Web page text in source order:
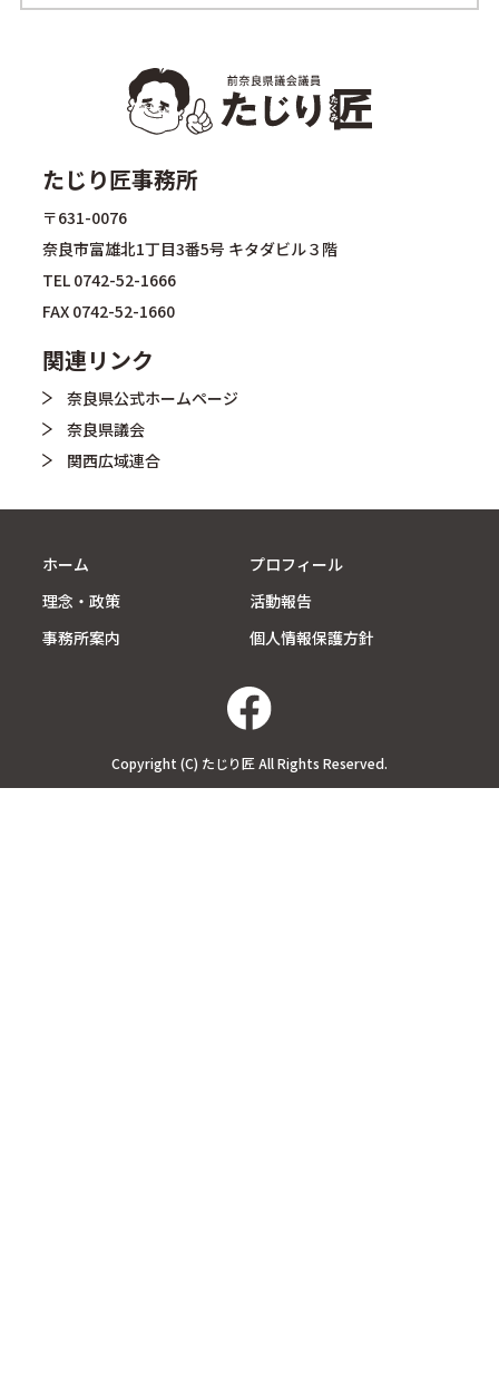
たじり匠事務所
〒631-0076
奈良市富雄北1丁目3番5号 キタダビル３階
TEL 0742-52-1666
FAX 0742-52-1660
関連リンク
奈良県公式ホームページ
奈良県議会
関西広域連合
ホーム
プロフィール
理念・政策
活動報告
事務所案内
個人情報保護方針
Copyright (C) たじり匠 All Rights Reserved.